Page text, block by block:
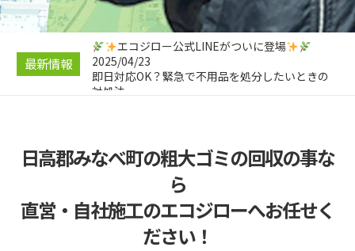
最新情報
不要品回収の料金相場と安くする5つの裏技｜コ
ツコツ節約！
2025/04/26
エコジロー公式LINEがついに登場
2025/04/23
即日対応OK？緊急で不用品を処分したいときの
対処法
2025/04/21
遺品整理と不用品回収の違いとは？
不要品回収の料金相場と安くする5つの裏技｜コ
ツコツ節約！
日高郡みなべ町の粗大ゴミの回収の事な
ら
直営・自社施工のエコジローへお任せく
ださい！